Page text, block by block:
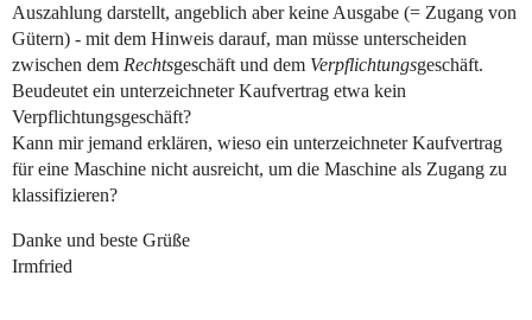
Auszahlung darstellt, angeblich aber keine Ausgabe (= Zugang von
Gütern) - mit dem Hinweis darauf, man müsse unterscheiden
zwischen dem Rechtsgeschäft und dem Verpflichtungsgeschäft.
Beudeutet ein unterzeichneter Kaufvertrag etwa kein
Verpflichtungsgeschäft?
Kann mir jemand erklären, wieso ein unterzeichneter Kaufvertrag
für eine Maschine nicht ausreicht, um die Maschine als Zugang zu
klassifizieren?
Danke und beste Grüße
Irmfried